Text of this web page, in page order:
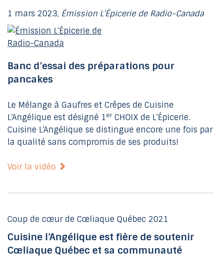
1 mars 2023, Émission L’Épicerie de Radio-Canada
Banc d’essai des préparations pour
pancakes
Le Mélange à Gaufres et Crêpes de Cuisine
L’Angélique est désigné 1erCHOIX de L’Épicerie.
Cuisine L’Angélique se distingue encore une fois par
la qualité sans compromis de ses produits!
Voir la vidéo
Coup de cœur de Cœliaque Québec 2021
Cuisine l’Angélique est fière de soutenir
Cœliaque Québec et sa communauté